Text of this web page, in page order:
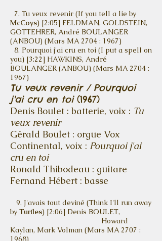
7. Tu veux revenir (If you tell a lie by
McCoys) [2:05] FELDMAN, GOLDSTEIN,
GOTTEHRER, André BOULANGER
(ANBOU) (Mars MA 2704 : 1967)
8. Pourquoi j'ai cru en toi (I put a spell on
you) [3:22] HAWKINS, André
BOULANGER (ANBOU) (Mars MA 2704 :
1967)
Tu veux revenir / Pourquoi
j'ai cru en toi(1967)
Denis Boulet : batterie, voix : Tu
veux revenir
Gérald Boulet : orgue Vox
Continental, voix : Pourquoi j'ai
cru en toi
Ronald Thibodeau : guitare
Fernand Hébert : basse
9. J'avais tout deviné (Think I'll run away
by Turtles) [2:06] Denis BOULET,
Howard
Kaylan, Mark Volman (Mars MA 2707 :
1968)